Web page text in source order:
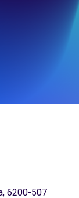
6200-507